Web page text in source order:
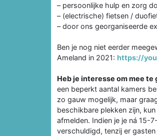
– persoonlijke hulp en zorg
– (electrische) fietsen /
– door ons georganiseerde
Ben je nog niet eerder
Ameland in 2021: https://
Heb je interesse om mee te
een beperkt aantal kamers
zo gauw mogelijk, maar
beschikbare plekken zijn,
afmelden. Indien je je ná 15-
verschuldigd, tenzij er